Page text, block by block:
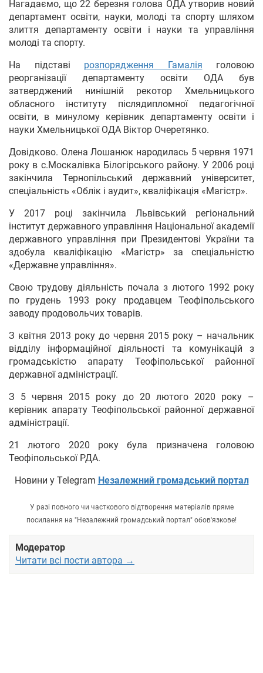
Нагадаємо, що 22 березня голова ОДА утворив новий
департамент освіти, науки, молоді та спорту шляхом
злиття департаменту освіти і науки та управління
молоді та спорту.
На підставі розпорядження Гамалія головою
реорганізації департаменту освіти ОДА був
затверджений нинішній рекотор Хмельницького
обласного інституту післядипломної педагогічної
освіти, в минулому керівник департаменту освіти і
науки Хмельницької ОДА Віктор Очеретянко.
Довідково. Олена Лошанюк народилась 5 червня 1971
року в с.Москалівка Білогірського району. У 2006 році
закінчила Тернопільський державний університет,
спеціальність «Облік і аудит», кваліфікація «Магістр».
У 2017 році закінчила Львівський регіональний
інститут державного управління Національної академії
державного управління при Президентові України та
здобула кваліфікацію «Магістр» за спеціальністю
«Державне управління».
Свою трудову діяльність почала з лютого 1992 року
по грудень 1993 року продавцем Теофіпольського
заводу продовольчих товарів.
З квітня 2013 року до червня 2015 року – начальник
відділу інформаційної діяльності та комунікацій з
громадськістю апарату Теофіпольської районної
державної адміністрації.
З 5 червня 2015 року до 20 лютого 2020 року –
керівник апарату Теофіпольської районної державної
адміністрації.
21 лютого 2020 року була призначена головою
Теофіпольської РДА.
Новини у Telegram Незалежний громадський портал
У разі повного чи часткового відтворення матеріалів пряме
посилання на "Незалежний громадський портал" обов'язкове!
Модератор
Читати всі пости автора →